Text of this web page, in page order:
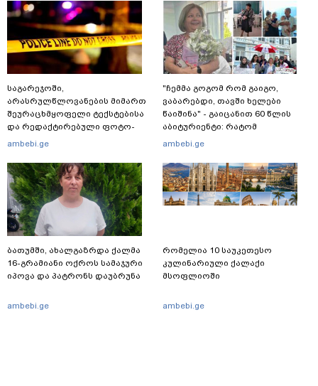
საგარეჯოში,
არასრულწლოვანების მიმართ
შეურაცხმყოფელი ტექსტებისა
და რედაქტირებული ფოტო-
ვიდეომასალის გავრცელების
ავრცელებს
ambebi.ge
ბათუმში, ახალგაზრდა ქალმა
16-გრამიანი ოქროს სამაჯური
იპოვა და პატრონს დაუბრუნა
ambebi.ge
"ჩემმა გოგომ რომ გაიგო,
ვაბარებდი, თავში ხელები
წაიშინა" - გაიცანით 60 წლის
აბიტურიენტი: რატომ
გადაწყვიტა ბაგრატიონთა
გამოცდებზე გასვლა
ambebi.ge
რომელია 10 საუკეთესო
კულინარიული ქალაქი
მსოფლიოში
ambebi.ge